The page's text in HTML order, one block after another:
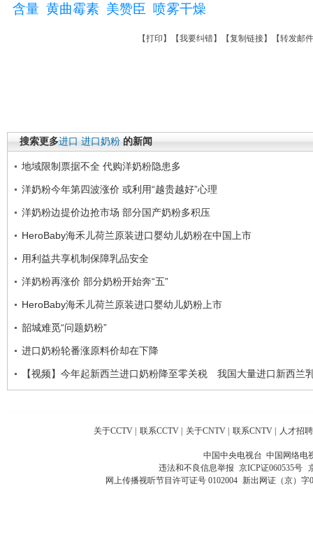
含量 黄曲霉素 美赞臣 喷雾干燥
【打印 】【我要纠错】【复制链接】【转发邮件
搜索更多进口 进口奶粉 的新闻
地域限制票据不全 代购洋奶粉隐患多
洋奶粉今年第四波涨价 或利用“越贵越好”心理
洋奶粉边提价边抢市场 部分国产奶粉多积压
HeroBaby海禾儿荷兰原装进口婴幼儿奶粉在中国上市
用利益共享机制保障乳品安全
洋奶粉再涨价 部分奶粉开始奔“五”
HeroBaby海禾儿荷兰原装进口婴幼儿奶粉上市
韶城难觅“问题奶粉”
进口奶粉轮番涨原料价却在下降
【视频】今年起新西兰进口奶粉降至零关税 我国大量进口新西兰
关于CCTV 联系CCTV 关于CNTV 联系CNTV 人才招聘
中国中央电视台 中国网络电
违法和不良信息举报 京ICP证060535号
网上传播视听节目许可证号 0102004 新出网证（京）